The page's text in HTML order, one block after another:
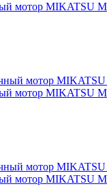
мотор MIKATSU
мотор MIKATSU
мотор MIKATSU